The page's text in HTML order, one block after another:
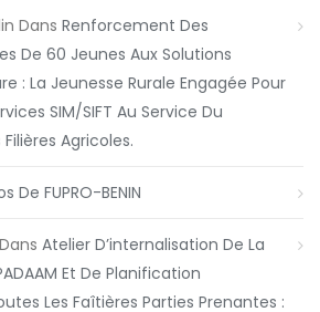
Dans Renforcement Des
De 60 Jeunes Aux Solutions
: La Jeunesse Rurale Engagée Pour
SIM/SIFT Au Service Du
Agricoles.
De FUPRO-BENIN
Dans Atelier D’internalisation De La
Et De Planification
Les Faîtières Parties Prenantes :